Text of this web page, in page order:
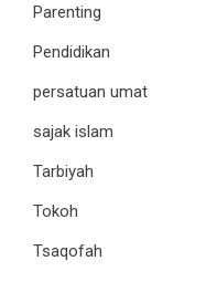
Parenting
Pendidikan
persatuan umat
sajak islam
Tarbiyah
Tokoh
Tsaqofah